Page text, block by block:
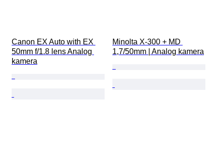
Canon EX Auto with EX
50mm f/1.8 lens Analog
kamera
Minolta X-300 + MD
1,7/50mm | Analog kamera